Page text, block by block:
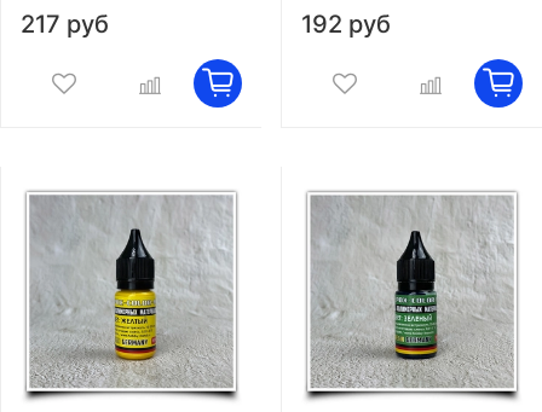
217 руб 192 руб